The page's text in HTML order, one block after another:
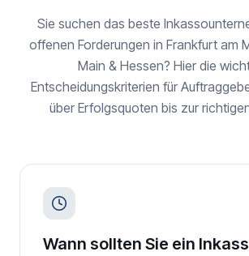
Sie suchen das beste
offenen Forderungen in Frankfurt am
Main & Hessen? Hier die
Entscheidungskriterien für
über Erfolgsquoten bis zur
Wann sollten Sie ein